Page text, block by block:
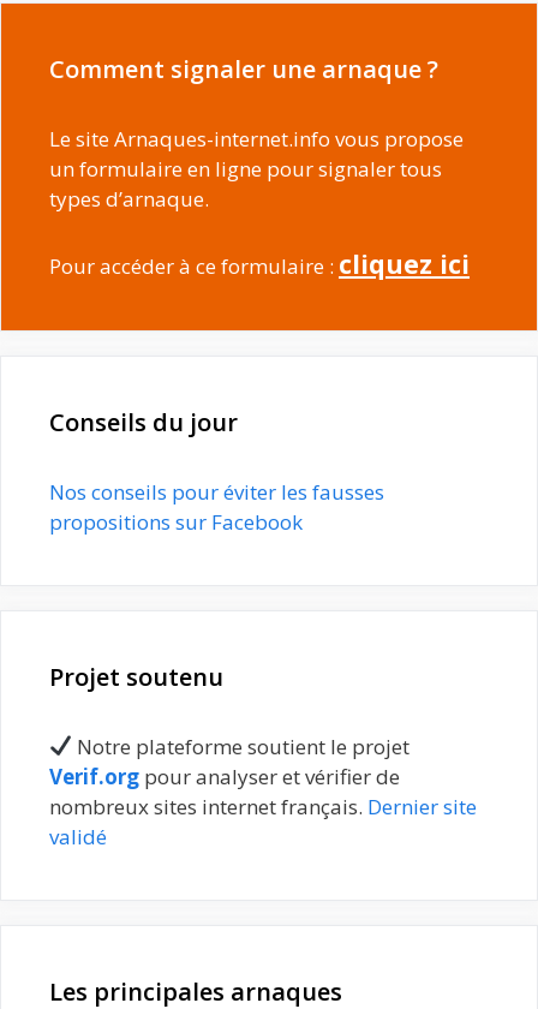
Comment signaler une arnaque ?
Le site Arnaques-internet.info vous propose
un formulaire en ligne pour signaler tous
types d’arnaque.
Pour accéder à ce formulaire : cliquez ici
Conseils du jour
Nos conseils pour éviter les fausses
propositions sur Facebook
Projet soutenu
Notre plateforme soutient le projet
Verif.org pour analyser et vérifier de
nombreux sites internet français. Dernier site
validé
Les principales arnaques